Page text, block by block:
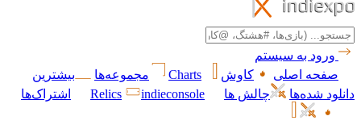
ورود به سیستم
صفحه اصلی
کاوش Charts مجموعه‌ها
بیشترین
دانلود شده‌ها
چالش ها Relics indieconsole اشتراک‌ها